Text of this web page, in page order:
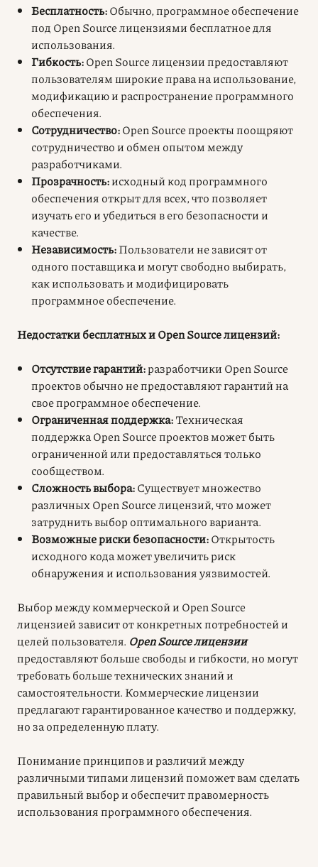
Бесплатность:Обычно, программное обеспечение
под Open Source лицензиями бесплатное для
использования.
Гибкость:Open Source лицензии предоставляют
пользователям широкие права на использование,
модификацию и распространение программного
обеспечения.
Сотрудничество:Open Source проекты поощряют
сотрудничество и обмен опытом между
разработчиками.
Прозрачность:исходный код программного
обеспечения открыт для всех, что позволяет
изучать его и убедиться в его безопасности и
качестве.
Независимость:Пользователи не зависят от
одного поставщика и могут свободно выбирать,
как использовать и модифицировать
программное обеспечение.
Недостатки бесплатных и Open Source лицензий:
Отсутствие гарантий:разработчики Open Source
проектов обычно не предоставляют гарантий на
свое программное обеспечение.
Ограниченная поддержка:Техническая
поддержка Open Source проектов может быть
ограниченной или предоставляться только
сообществом.
Сложность выбора:Существует множество
различных Open Source лицензий, что может
затруднить выбор оптимального варианта.
Возможные риски безопасности:Открытость
исходного кода может увеличить риск
обнаружения и использования уязвимостей.
Выбор между коммерческой и Open Source
лицензией зависит от конкретных потребностей и
целей пользователя. Open Source лицензии
предоставляют больше свободы и гибкости, но могут
требовать больше технических знаний и
самостоятельности. Коммерческие лицензии
предлагают гарантированное качество и поддержку,
но за определенную плату.
Понимание принципов и различий между
различными типами лицензий поможет вам сделать
правильный выбор и обеспечит правомерность
использования программного обеспечения.